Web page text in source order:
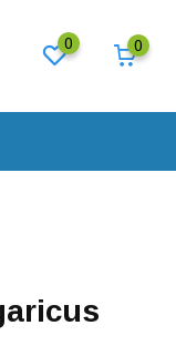
0 0